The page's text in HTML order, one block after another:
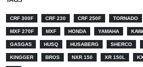
CRF 300F CRF 230 CRF 250F TORNADO
MXF 270F MXF HONDA YAMAHA
GASGAS HUSQ HUSABERG SHERCO
KINGGER BROS NXR 150 XR 150L